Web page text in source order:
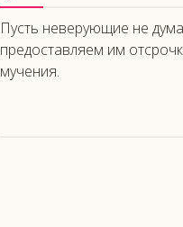
Пусть неверующие не
предоставляем им
мучения.